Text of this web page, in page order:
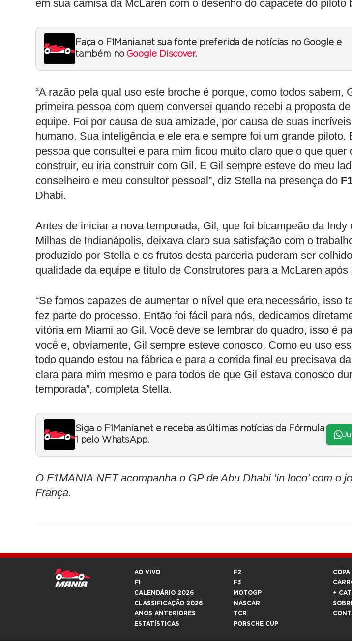
em sua camisa da McLaren com o desenho do capacete do piloto
Faça o F1Mania.net sua fonte preferida de notícias no Google e
também no Google Discover.
“A razão pela qual uso este broche é porque, como todos sabem,
primeira pessoa com quem conversei quando recebi a proposta
equipe. Foi por causa de sua amizade, por causa de suas
humano. Sua inteligência e ele era e sempre foi um grande piloto.
pessoa que consultei e para mim ficou muito claro que o que quer
construir, eu iria construir com Gil. E Gil sempre esteve do meu
conselheiro e meu consultor pessoal”, diz Stella na presença do
Dhabi.
Antes de iniciar a nova temporada, Gil, que foi bicampeão da Indy
Milhas de Indianápolis, deixava claro sua satisfação com o
produzido por Stella e os frutos desta parceria puderam ser
qualidade da equipe e título de Construtores para a McLaren após
“Se fomos capazes de aumentar o nível que era necessário, isso
fez parte do processo. Então foi fácil para nós, dedicamos
vitória em Miami ao Gil. Você deve se lembrar do quadro, isso é
você e, obviamente, Gil sempre esteve conosco. Como eu uso
todo quando estou na fábrica e para a corrida final eu precisava
clara para mim mesmo e para todos de que Gil estava conosco
temporada”, completa Stella.
Siga o F1Mania.net e receba as últimas notícias da Fórmula
1 pelo WhatsApp.
O F1MANIA.NET acompanha o GP de Abu Dhabi ‘in loco’ com o
França.
AO VIVO
F1
CALENDÁRIO 2026
CLASSIFICAÇÃO 2026
ANOS ANTERIORES
ESTATÍSTICAS
F2
F3
MOTOGP
NASCAR
TCR
PORSCHE CUP
COPA
+